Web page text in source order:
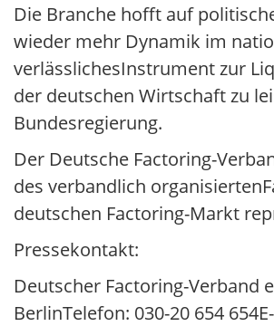
Die Branche hofft auf
wieder mehr Dynamik im
verlässlichesInstrument zur
der deutschen Wirtschaft zu
Bundesregierung.
Der Deutsche Factoring-
des verbandlich
deutschen Factoring-Markt
Pressekontakt:
Deutscher Factoring-Verband
BerlinTelefon: 030-20 654